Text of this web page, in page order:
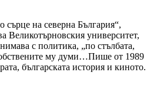
сърце на северна България“,
Великотърновския университет,
с политика, „по стълбата,
му думи…Пише от 1989
българската история и киното.